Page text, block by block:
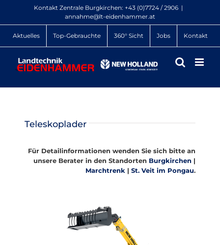
springen
Kontakt Zentrale Burgkirchen: +43 (0)7724 / 2906 |
annahme@lt-eidenhammer.at
Aktuelles Top-Gebrauchte 360° Sicht Jobs Kontakt
Teleskoplader
Für Detailinformationen wenden Sie sich bitte an
unsere Berater in den Standorten Burgkirchen |
Marchtrenk | St. Veit im Pongau.